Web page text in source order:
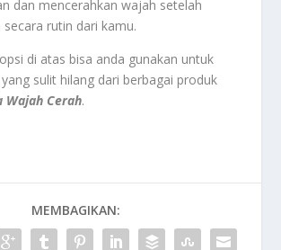
dan mencerahkan wajah setelah
secara rutin dari kamu.
di atas bisa anda gunakan untuk
sulit hilang dari berbagai produk
Wajah Cerah.
MEMBAGIKAN: